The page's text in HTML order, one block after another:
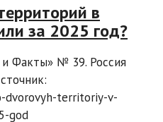
в
за 2025 год?
Факты» № 39. Россия
dvorovyh-territoriy-v-
god